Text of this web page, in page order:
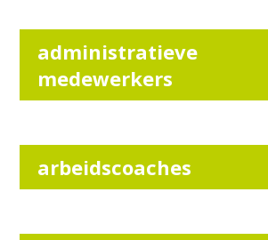
administratieve
medewerkers
arbeidscoaches